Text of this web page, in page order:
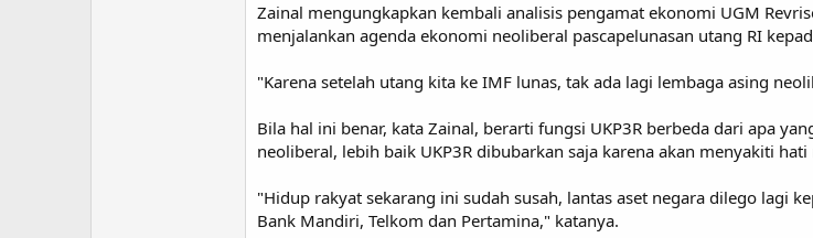
Zainal mengungkapkan kembali analisis pengamat ekonomi UGM
menjalankan agenda ekonomi neoliberal pascapelunasan utang RI
"Karena setelah utang kita ke IMF lunas, tak ada lagi lembaga asing
Bila hal ini benar, kata Zainal, berarti fungsi UKP3R berbeda dari apa
neoliberal, lebih baik UKP3R dibubarkan saja karena akan menyakiti hati
"Hidup rakyat sekarang ini sudah susah, lantas aset negara dilego lagi
Bank Mandiri, Telkom dan Pertamina," katanya.